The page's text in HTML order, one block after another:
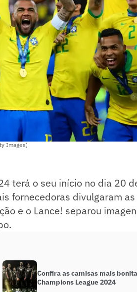
Images)
terá o seu início no dia 20
fornecedoras divulgaram
e o Lance! separou
Confira as camisas mais
Champions League 2024